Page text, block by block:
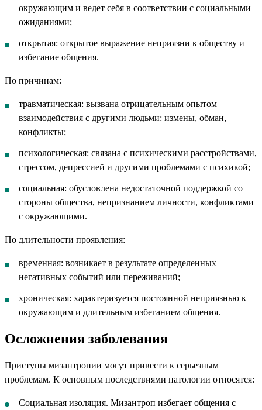
окружающим и ведет себя в соответствии с социальными
ожиданиями;
открытая: открытое выражение неприязни к обществу и
избегание общения.
По причинам:
травматическая: вызвана отрицательным опытом
взаимодействия с другими людьми: измены, обман,
конфликты;
психологическая: связана с психическими расстройствами,
стрессом, депрессией и другими проблемами с психикой;
социальная: обусловлена недостаточной поддержкой со
стороны общества, непризнанием личности, конфликтами
с окружающими.
По длительности проявления:
временная: возникает в результате определенных
негативных событий или переживаний;
хроническая: характеризуется постоянной неприязнью к
окружающим и длительным избеганием общения.
Осложнения заболевания
Приступы мизантропии могут привести к серьезным
проблемам. К основным последствиями патологии относятся:
Социальная изоляция. Мизантроп избегает общения с